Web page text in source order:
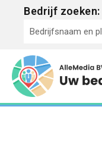
Bedrijf zoeken: